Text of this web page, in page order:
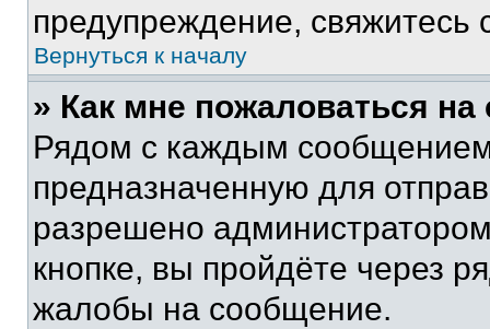
предупреждение,
Вернуться к началу
» Как мне пожаловаться
Рядом с каждым сообщением
предназначенную для
разрешено
кнопке, вы пройдёте через
жалобы на сообщение.